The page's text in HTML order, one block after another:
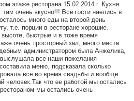
этаже ресторана 15.02.2014 г. Кухня
очень вкусно!!! Все гости наелись в
много еды на второй день
т.е. порции в ресторане хорошие.
быстрые и в тоже время
очень просторный зал, много места
администратором была Анжелика,
все наши пожелания
меню, подсказала сколько
все во время свадьбы и вообще
человек.Так что ее работой мы остались
мы остались очень